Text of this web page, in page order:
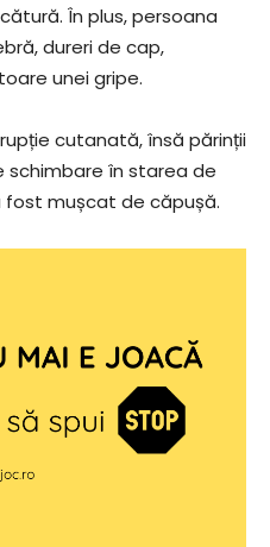
În plus, persoana
dureri de cap,
unei gripe.
cutanată, însă părinții
schimbare în starea de
mușcat de căpușă.